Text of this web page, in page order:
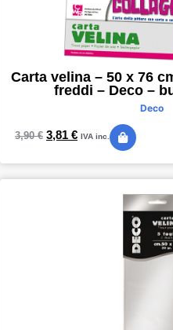
Carta velina – 50 x 76
freddi – Deco –
Deco
3,90€ 3,81 € IVA inc.